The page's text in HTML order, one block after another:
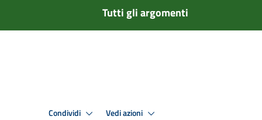
Tutti gli argomenti
Condividi Vedi azioni